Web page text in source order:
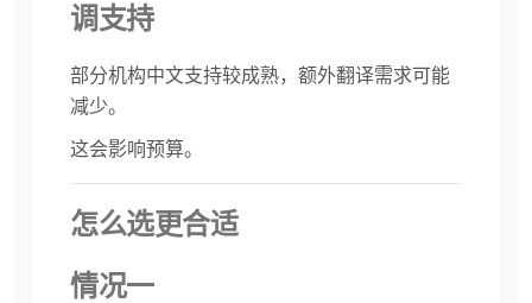
调支持
部分机构中文支持较成熟，额外翻译需求可能
减少。
这会影响预算。
怎么选更合适
情况一